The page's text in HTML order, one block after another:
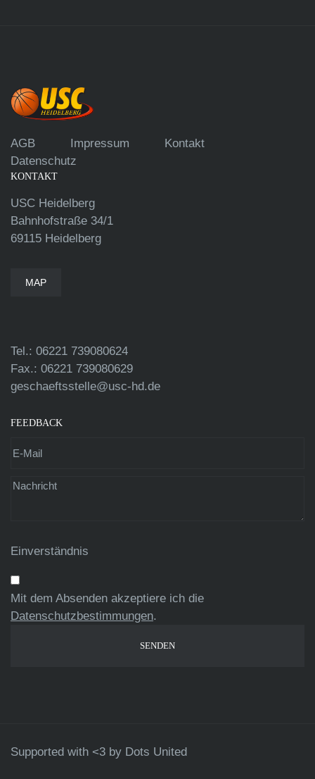
AGB Impressum
Kontakt
Datenschutz
KONTAKT
USC Heidelberg
Bahnhofstraße 34/1
69115 Heidelberg
MAP
Tel.: 06221 739080624
Fax.: 06221 739080629
geschaeftsstelle@usc-hd.de
FEEDBACK
Einverständnis
Mit dem Absenden akzeptiere ich die
Datenschutzbestimmungen.
Supported with <3 by Dots United